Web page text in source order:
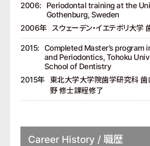
2006:
Periodontal training at the
Gothenburg, Sweden
2015:
Completed Master’s program
and Periodontics, Tohoku
School of Dentistry
2006年 スウェーデン・イエテボリ大学
2015年
東北大学大学院歯学研究科
野 修士課程修了
Career History / 職歴